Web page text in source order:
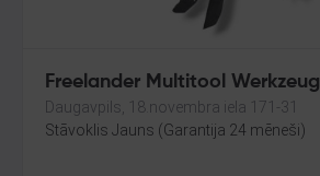
Freelander Multitool Werkzeug
Daugavpils, 18.novembra iela 171-31
Stāvoklis Jauns (Garantija 24 mēneši)